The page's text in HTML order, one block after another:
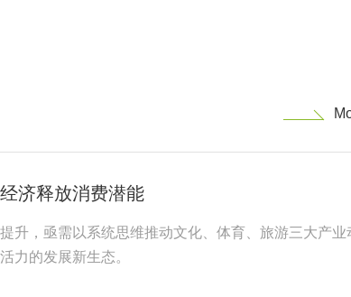
济释放消费潜能
升，亟需以系统思维推动文化、体育、旅游三大产业
力的发展新生态。